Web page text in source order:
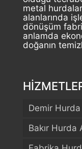
metal
alanlarında
dönüşüm
anlamda
doğanın
Demir Hurda
Bakır Hurda